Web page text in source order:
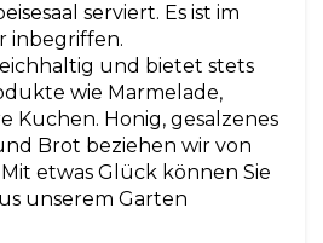
serviert. Es ist im
inbegriffen.
und bietet stets
wie Marmelade,
Kuchen. Honig, gesalzenes
Brot beziehen wir von
etwas Glück können Sie
unserem Garten